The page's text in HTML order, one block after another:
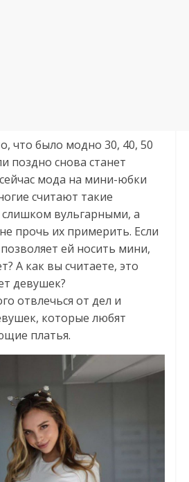
что было модно 30, 40, 50
поздно снова станет
мода на мини-юбки
считают такие
вульгарными, а
прочь их примерить. Если
ей носить мини,
А как вы считаете, это
девушек?
отвлечься от дел и
которые любят
платья.